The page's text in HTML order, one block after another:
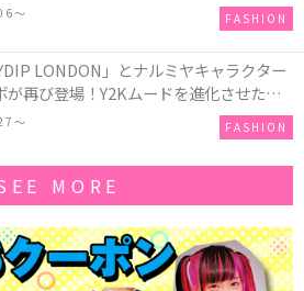
サリー」が新発売！Q-pot CAFE.では
のオバケーキプレート」も登場
〜 FASHION
LONDON」とナルミヤキャラクター
が再び登場！Y2Kムードを進化させた新
ョンを発売♪
〜 FASHION
MORE